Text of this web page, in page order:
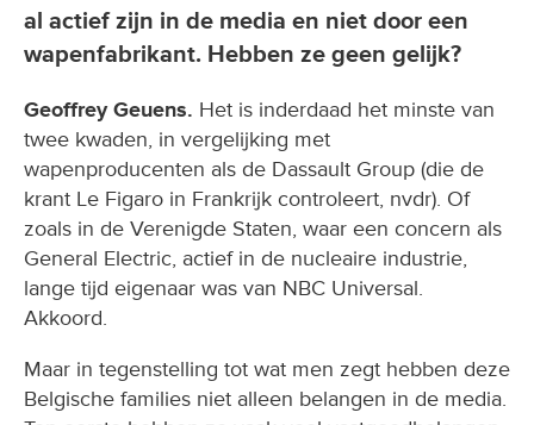
al actief zijn in de media en niet door een
wapenfabrikant. Hebben ze geen gelijk?
Geoffrey Geuens. Het is inderdaad het minste van
twee kwaden, in vergelijking met
wapenproducenten als de Dassault Group (die de
krant Le Figaro in Frankrijk controleert, nvdr). Of
zoals in de Verenigde Staten, waar een concern als
General Electric, actief in de nucleaire industrie,
lange tijd eigenaar was van NBC Universal.
Akkoord.
Maar in tegenstelling tot wat men zegt hebben deze
Belgische families niet alleen belangen in de media.